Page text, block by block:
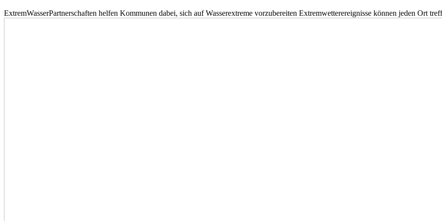
ExtremWasserPartnerschaften helfen Kommunen dabei, sich auf Wasserextreme vorzubereiten Extremwetterereignisse können jeden Ort